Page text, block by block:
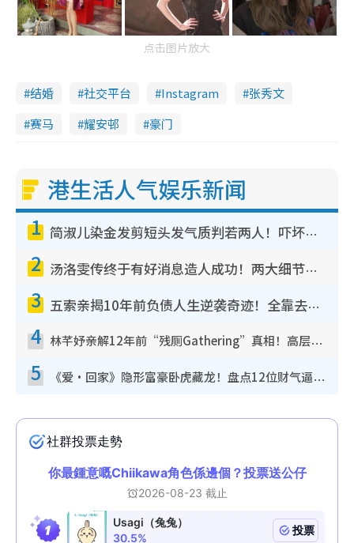
点击图片放大
结婚 社交平台 Instagram
张秀文
赛马
耀安邨 豪门
港生活人气娱乐新闻
1 简淑儿染金发剪短头发气质判若两人！吓坏老公麦大力都认不出：“你做什么？”
2 汤洛雯传终于有好消息造人成功！两大细节曝孕味极浓引猜测：大肚婆先会咁！
3 五索亲揭10年前负债人生逆袭奇迹！全靠去一地方转运后即遇上马先生
4 林芊妤亲解12年前“残厕Gathering”真相！高层解约一句话重创尊严，至今拒返TVB
5 《爱·回家》隐形富豪卧虎藏龙！盘点12位财气逼人的有钱艺人：这位美女3亿身家不愁做